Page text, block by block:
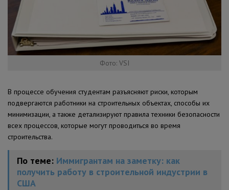
Фото: VSI
В процессе обучения студентам разъясняют риски, которым
подвергаются работники на строительных объектах, способы их
минимизации, а также детализируют правила техники безопасности
всех процессов, которые могут проводиться во время
строительства.
По теме: Иммигрантам на заметку: как
получить работу в строительной индустрии в
США